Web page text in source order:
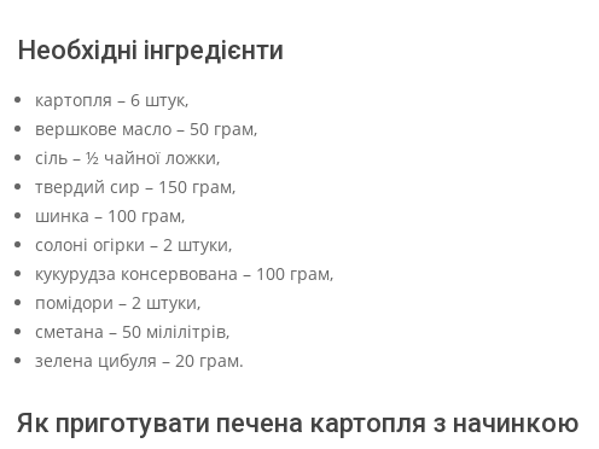
Необхідні інгредієнти
картопля – 6 штук,
вершкове масло – 50 грам,
сіль – ½ чайної ложки,
твердий сир – 150 грам,
шинка – 100 грам,
солоні огірки – 2 штуки,
кукурудза консервована – 100 грам,
помідори – 2 штуки,
сметана – 50 мілілітрів,
зелена цибуля – 20 грам.
Як приготувати печена картопля з начинкою